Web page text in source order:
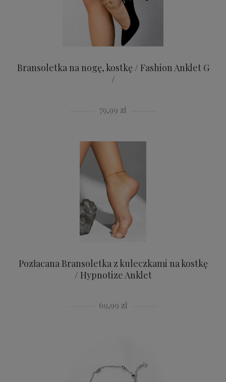
Bransoletka na nogę, kostkę / Fashion Anklet G
/
79,99 zł
Pozłacana Bransoletka z kuleczkami na kostkę
/ Hypnotize Anklet
69,99 zł